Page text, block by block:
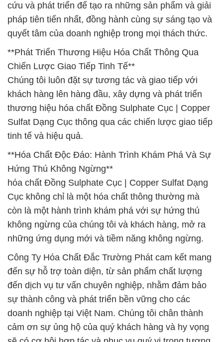
cứu và phát triển để tạo ra những sản phẩm và giải
pháp tiên tiến nhất, đồng hành cùng sự sáng tạo và
quyết tâm của doanh nghiệp trong mọi thách thức.
**Phát Triển Thương Hiệu Hóa Chất Thông Qua
Chiến Lược Giao Tiếp Tinh Tế**
Chúng tôi luôn đặt sự tương tác và giao tiếp với
khách hàng lên hàng đầu, xây dựng và phát triển
thương hiệu hóa chất Đồng Sulphate Cục | Copper
Sulfat Dạng Cục thông qua các chiến lược giao tiếp
tinh tế và hiệu quả.
**Hóa Chất Độc Đáo: Hành Trình Khám Phá Và Sự
Hứng Thú Không Ngừng**
hóa chất Đồng Sulphate Cục | Copper Sulfat Dạng
Cục không chỉ là một hóa chất thông thường mà
còn là một hành trình khám phá với sự hứng thú
không ngừng của chúng tôi và khách hàng, mở ra
những ứng dụng mới và tiềm năng không ngừng.
Công Ty Hóa Chất Đắc Trường Phát cam kết mang
đến sự hỗ trợ toàn diện, từ sản phẩm chất lượng
đến dịch vụ tư vấn chuyên nghiệp, nhằm đảm bảo
sự thành công và phát triển bền vững cho các
doanh nghiệp tại Việt Nam. Chúng tôi chân thành
cảm ơn sự ủng hộ của quý khách hàng và hy vọng